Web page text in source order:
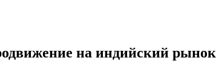
на индийский рынок